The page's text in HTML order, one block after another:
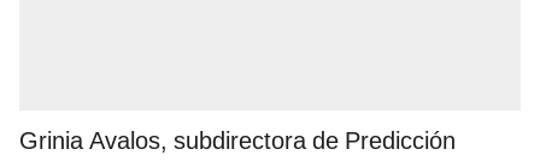
Grinia Avalos, subdirectora de Predicción